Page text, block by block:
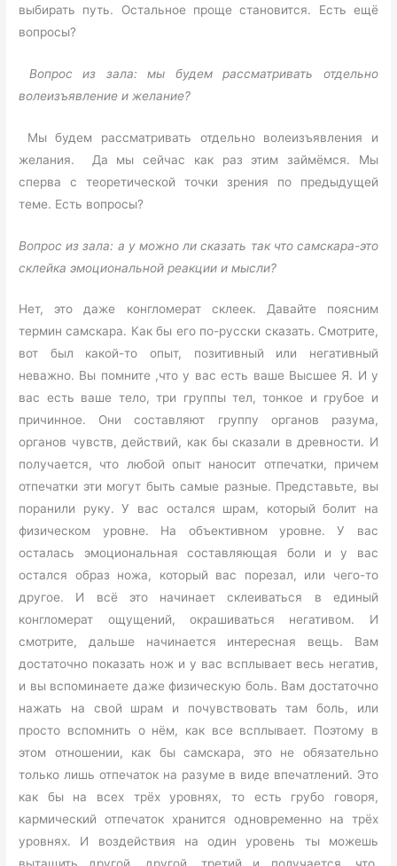
выбирать путь. Остальное проще становится. Есть ещё
вопросы?
Вопрос из зала: мы будем рассматривать отдельно
волеизъявление и желание?
Мы будем рассматривать отдельно волеизъявления и
желания. Да мы сейчас как раз этим займёмся. Мы
сперва с теоретической точки зрения по предыдущей
теме. Есть вопросы?
Вопрос из зала: а у можно ли сказать так что самскара-это
склейка эмоциональной реакции и мысли?
Нет, это даже конгломерат склеек. Давайте поясним
термин самскара. Как бы его по-русски сказать. Смотрите,
вот был какой-то опыт, позитивный или негативный
неважно. Вы помните ,что у вас есть ваше Высшее Я. И у
вас есть ваше тело, три группы тел, тонкое и грубое и
причинное. Они составляют группу органов разума,
органов чувств, действий, как бы сказали в древности. И
получается, что любой опыт наносит отпечатки, причем
отпечатки эти могут быть самые разные. Представьте, вы
поранили руку. У вас остался шрам, который болит на
физическом уровне. На объективном уровне. У вас
осталась эмоциональная составляющая боли и у вас
остался образ ножа, который вас порезал, или чего-то
другое. И всё это начинает склеиваться в единый
конгломерат ощущений, окрашиваться негативом. И
смотрите, дальше начинается интересная вещь. Вам
достаточно показать нож и у вас всплывает весь негатив,
и вы вспоминаете даже физическую боль. Вам достаточно
нажать на свой шрам и почувствовать там боль, или
просто вспомнить о нём, как все всплывает. Поэтому в
этом отношении, как бы самскара, это не обязательно
только лишь отпечаток на разуме в виде впечатлений. Это
как бы на всех трёх уровнях, то есть грубо говоря,
кармический отпечаток хранится одновременно на трёх
уровнях. И воздействия на один уровень ты можешь